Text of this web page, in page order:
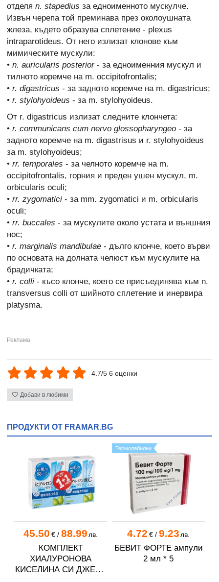
отделя n. stapedius за едноименното мускулче.
Извън черепа той преминава през околоушната
жлеза, където образува сплетение - plexus
intraparotideus. От него излизат клонове към
мимическите мускули:
• n. auricularis posterior- за едноименния мускул и
тилното коремче на m. occipitofrontalis;
• r. digastricus - за задното коремче на m. digastricus;
• r. stylohyoideus - за m. stylohyoideus.
От r. digastricus излизат следните клончета:
• r. communicans cum nervo glossopharyngeo - за
задното коремче на m. digastrisus и r. stylohyoideus
за m. stylohyoideus;
• rr. temporales - за челното коремче на m.
occipitofrontalis, горния и преден ушен мускул, m.
orbicularis oculi;
• rr. zygomatici - за mm. zygomatici и m. orbicularis
oculi;
• rr. buccales - за мускулите около устата и външния
нос;
• r. marginalis mandibulae - дълго клонче, което върви
по основата на долната челюст към мускулите на
брадичката;
• r. colli - късо клонче, което се присъединява към n.
transversus colli от шийното сплетение и инервира
platysma.
4.7/5 6 оценки
Добави в любими
ПРОДУКТИ ОТ FRAMAR.BG
45.50 €/ 88.99 лв.
КОМПЛЕКТ
ХИАЛУРОНОВА
КИСЕЛИНА СИ ДЖЕЛИ
4.72 €/ 9.23 лв.
БЕВИТ ФОРТЕ ампули
2 мл * 5
Термолабилни